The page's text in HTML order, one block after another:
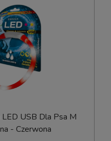
USB Dla Psa M
- Czerwona